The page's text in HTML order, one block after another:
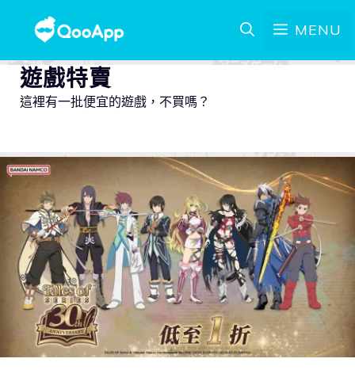
MENU
遊戲特賣
這裡有一批便宜的遊戲，不買嗎？